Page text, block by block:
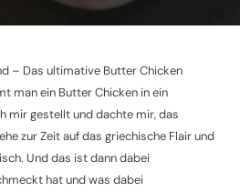
– Das ultimative Butter Chicken
man ein Butter Chicken in ein
mir gestellt und dachte mir, das
zur Zeit auf das griechische Flair und
Und das ist dann dabei
hat und was dabei